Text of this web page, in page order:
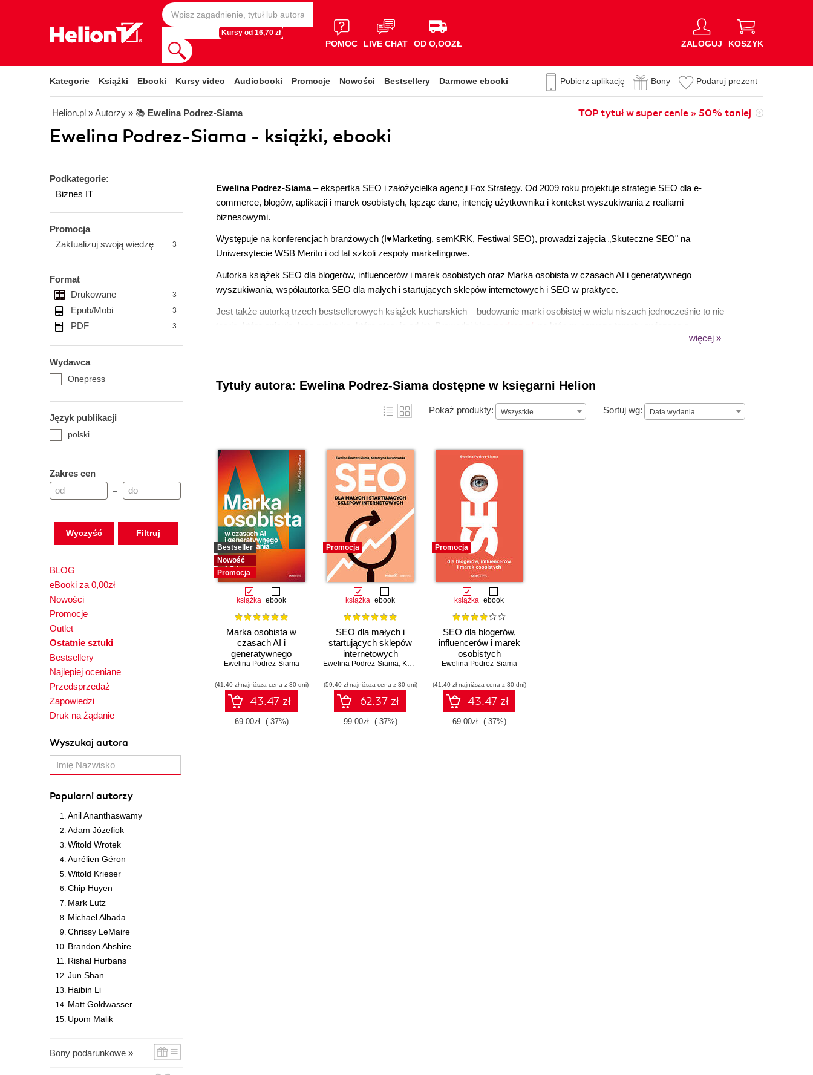
Kursy od 16,70 zł
POMOC LIVE CHAT OD O,OOZŁ ZALOGUJ KOSZYK
Kategorie Książki Ebooki Kursy video Audiobooki Promocje Nowości Bestsellery Darmowe ebooki Pobierz aplikację Bony Podaruj prezent
Helion.pl » Autorzy » 📚 Ewelina Podrez-Siama TOP tytuł w super cenie » 50% taniej
Ewelina Podrez-Siama - książki, ebooki
Podkategorie:
Biznes IT
Promocja
Zaktualizuj swoją wiedzę
3
Format
Drukowane
3
Epub/Mobi 3
PDF 3
Wydawca
Onepress
Język publikacji
polski
Zakres cen
–
Wyczyść
BLOG
eBooki za 0,00zł
Nowości
Promocje
Outlet
Ostatnie sztuki
Bestsellery
Najlepiej oceniane
Przedsprzedaż
Zapowiedzi
Druk na żądanie
Wyszukaj autora
Popularni autorzy
Anil Ananthaswamy
Adam Józefiok
Witold Wrotek
Aurélien Géron
Witold Krieser
Chip Huyen
Mark Lutz
Michael Albada
Chrissy LeMaire
Brandon Abshire
Rishal Hurbans
Jun Shan
Haibin Li
Matt Goldwasser
Upom Malik
Bony podarunkowe »
Ewelina Podrez-Siama– ekspertka SEO i założycielka agencji Fox Strategy. Od 2009 roku projektuje strategie SEO dla e-
commerce, blogów, aplikacji i marek osobistych, łącząc dane, intencję użytkownika i kontekst wyszukiwania z realiami
biznesowymi.
Występuje na konferencjach branżowych (I♥Marketing, semKRK, Festiwal SEO), prowadzi zajęcia „Skuteczne SEO" na
Uniwersytecie WSB Merito i od lat szkoli zespoły marketingowe.
Autorka książek SEO dla blogerów, influencerów i marek osobistych oraz Marka osobista w czasach AI i generatywnego
wyszukiwania, współautorka SEO dla małych i startujących sklepów internetowych i SEO w praktyce.
Jest także autorką trzech bestsellerowych książek kucharskich – budowanie marki osobistej w wielu niszach jednocześnie to nie
Na co dzień pokazuje, że SEO to nie magia, a strategia, konsekwencja oraz zrozumienie tego, czego naprawdę szuka użytkownik
więcej »
Tytuły autora: Ewelina Podrez-Siama dostępne w księgarni Helion
Pokaż produkty: Wszystkie Sortuj wg: Data wydania
Data wydania
Bestseller
Nowość
Promocja
książka ebook
Marka osobista w
czasach AI i
generatywnego
wyszukiwania
Ewelina Podrez-Siama
(41,40 zł najniższa cena z 30 dni)
43.47 zł
69.00zł (-37%)
Promocja
książka ebook
SEO dla małych i
startujących sklepów
internetowych
Ewelina Podrez-Siama, Katarzyna Baranowska
(59,40 zł najniższa cena z 30 dni)
62.37 zł
99.00zł (-37%)
Promocja
książka ebook
SEO dla blogerów,
influencerów i marek
osobistych
Ewelina Podrez-Siama
(41,40 zł najniższa cena z 30 dni)
43.47 zł
69.00zł (-37%)